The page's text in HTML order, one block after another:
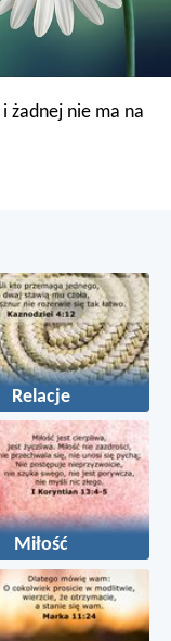
i żadnej nie ma na
Relacje
Miłość